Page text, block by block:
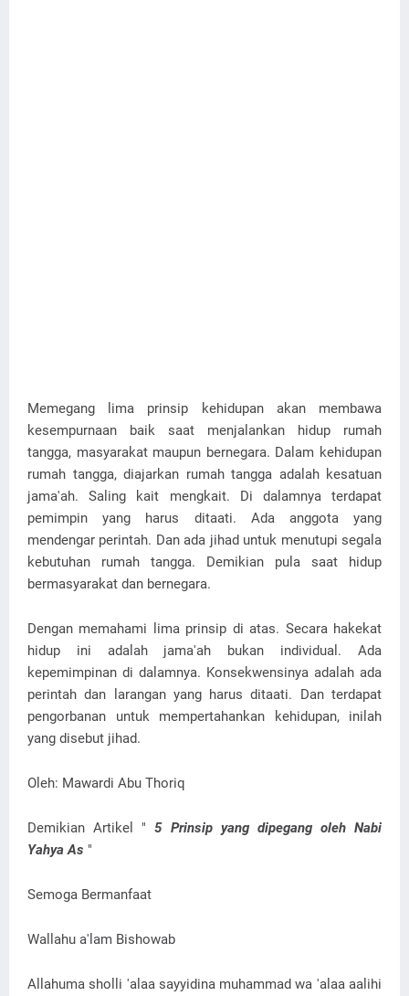
Memegang lima prinsip kehidupan akan membawa
kesempurnaan baik saat menjalankan hidup rumah
tangga, masyarakat maupun bernegara. Dalam kehidupan
rumah tangga, diajarkan rumah tangga adalah kesatuan
jama'ah. Saling kait mengkait. Di dalamnya terdapat
pemimpin yang harus ditaati. Ada anggota yang
mendengar perintah. Dan ada jihad untuk menutupi segala
kebutuhan rumah tangga. Demikian pula saat hidup
bermasyarakat dan bernegara.
Dengan memahami lima prinsip di atas. Secara hakekat
hidup ini adalah jama'ah bukan individual. Ada
kepemimpinan di dalamnya. Konsekwensinya adalah ada
perintah dan larangan yang harus ditaati. Dan terdapat
pengorbanan untuk mempertahankan kehidupan, inilah
yang disebut jihad.
Oleh: Mawardi Abu Thoriq
Demikian Artikel "5 Prinsip yang dipegang oleh Nabi
Yahya As "
Semoga Bermanfaat
Wallahu a'lam Bishowab
Allahuma sholli 'alaa sayyidina muhammad wa 'alaa aalihi